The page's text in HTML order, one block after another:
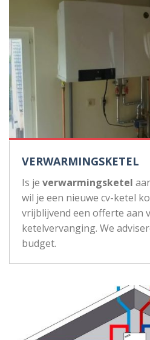
VERWARMINGSKETEL
Is je verwarmingsketel
wil je een nieuwe cv-ketel
vrijblijvend een offerte aan
ketelvervanging. We
budget.